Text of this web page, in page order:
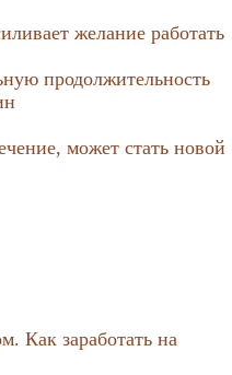
желание работать
продолжительность
может стать новой
Как заработать на